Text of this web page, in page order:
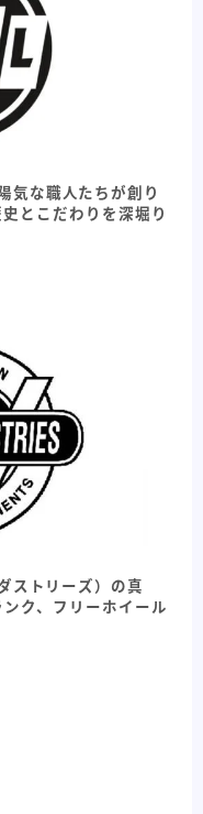
気な職人たちが創り
とこだわりを深堀り
トリーズ）の真
ク、フリーホイール